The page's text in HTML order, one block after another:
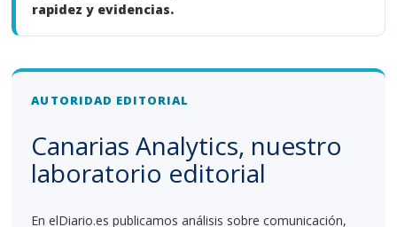
rapidez y evidencias.
AUTORIDAD EDITORIAL
Canarias Analytics, nuestro
laboratorio editorial
En elDiario.es publicamos análisis sobre comunicación,